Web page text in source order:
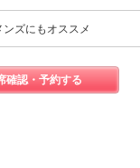
ズにもオススメ
確認・予約する